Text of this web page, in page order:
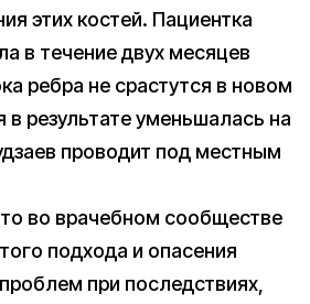
этих костей. Пациентка
в течение двух месяцев
ребра не срастутся в новом
результате уменьшалась на
проводит под местным
во врачебном сообществе
подхода и опасения
при последствиях,